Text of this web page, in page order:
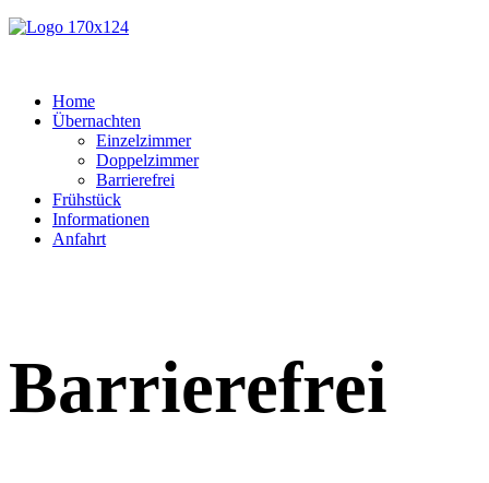
Home
Übernachten
Einzelzimmer
Doppelzimmer
Barrierefrei
Frühstück
Informationen
Anfahrt
Barrierefrei